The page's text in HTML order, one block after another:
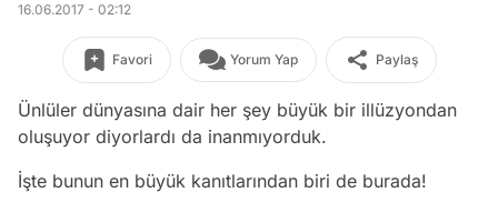
16.06.2017 - 02:12
Favori Yorum Yap Paylaş
Ünlüler dünyasına dair her şey büyük bir illüzyondan
oluşuyor diyorlardı da inanmıyorduk.
İşte bunun en büyük kanıtlarından biri de burada!